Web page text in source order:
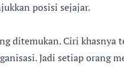
posisi sejajar.
ditemukan. Ciri khasnya
Jadi setiap orang